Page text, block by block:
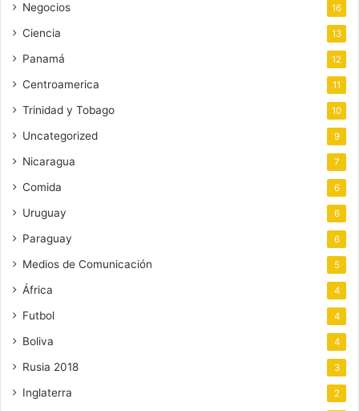
Negocios 16
Ciencia 13
Panamá 12
Centroamerica 11
Trinidad y Tobago 10
Uncategorized 9
Nicaragua 7
Comida 6
Uruguay 6
Paraguay 6
Medios de Comunicación 5
África 4
Futbol 4
Boliva 4
Rusia 2018 3
Inglaterra 2